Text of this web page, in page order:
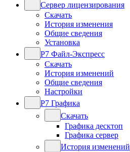
Сервер лицензирования
Скачать
История изменения
Общие сведения
Установка
Р7 Файл-Экспресс
Скачать
История изменений
Общие сведения
Настройки
Р7 Графика
Скачать
Графика десктоп
Графика сервер
История изменений